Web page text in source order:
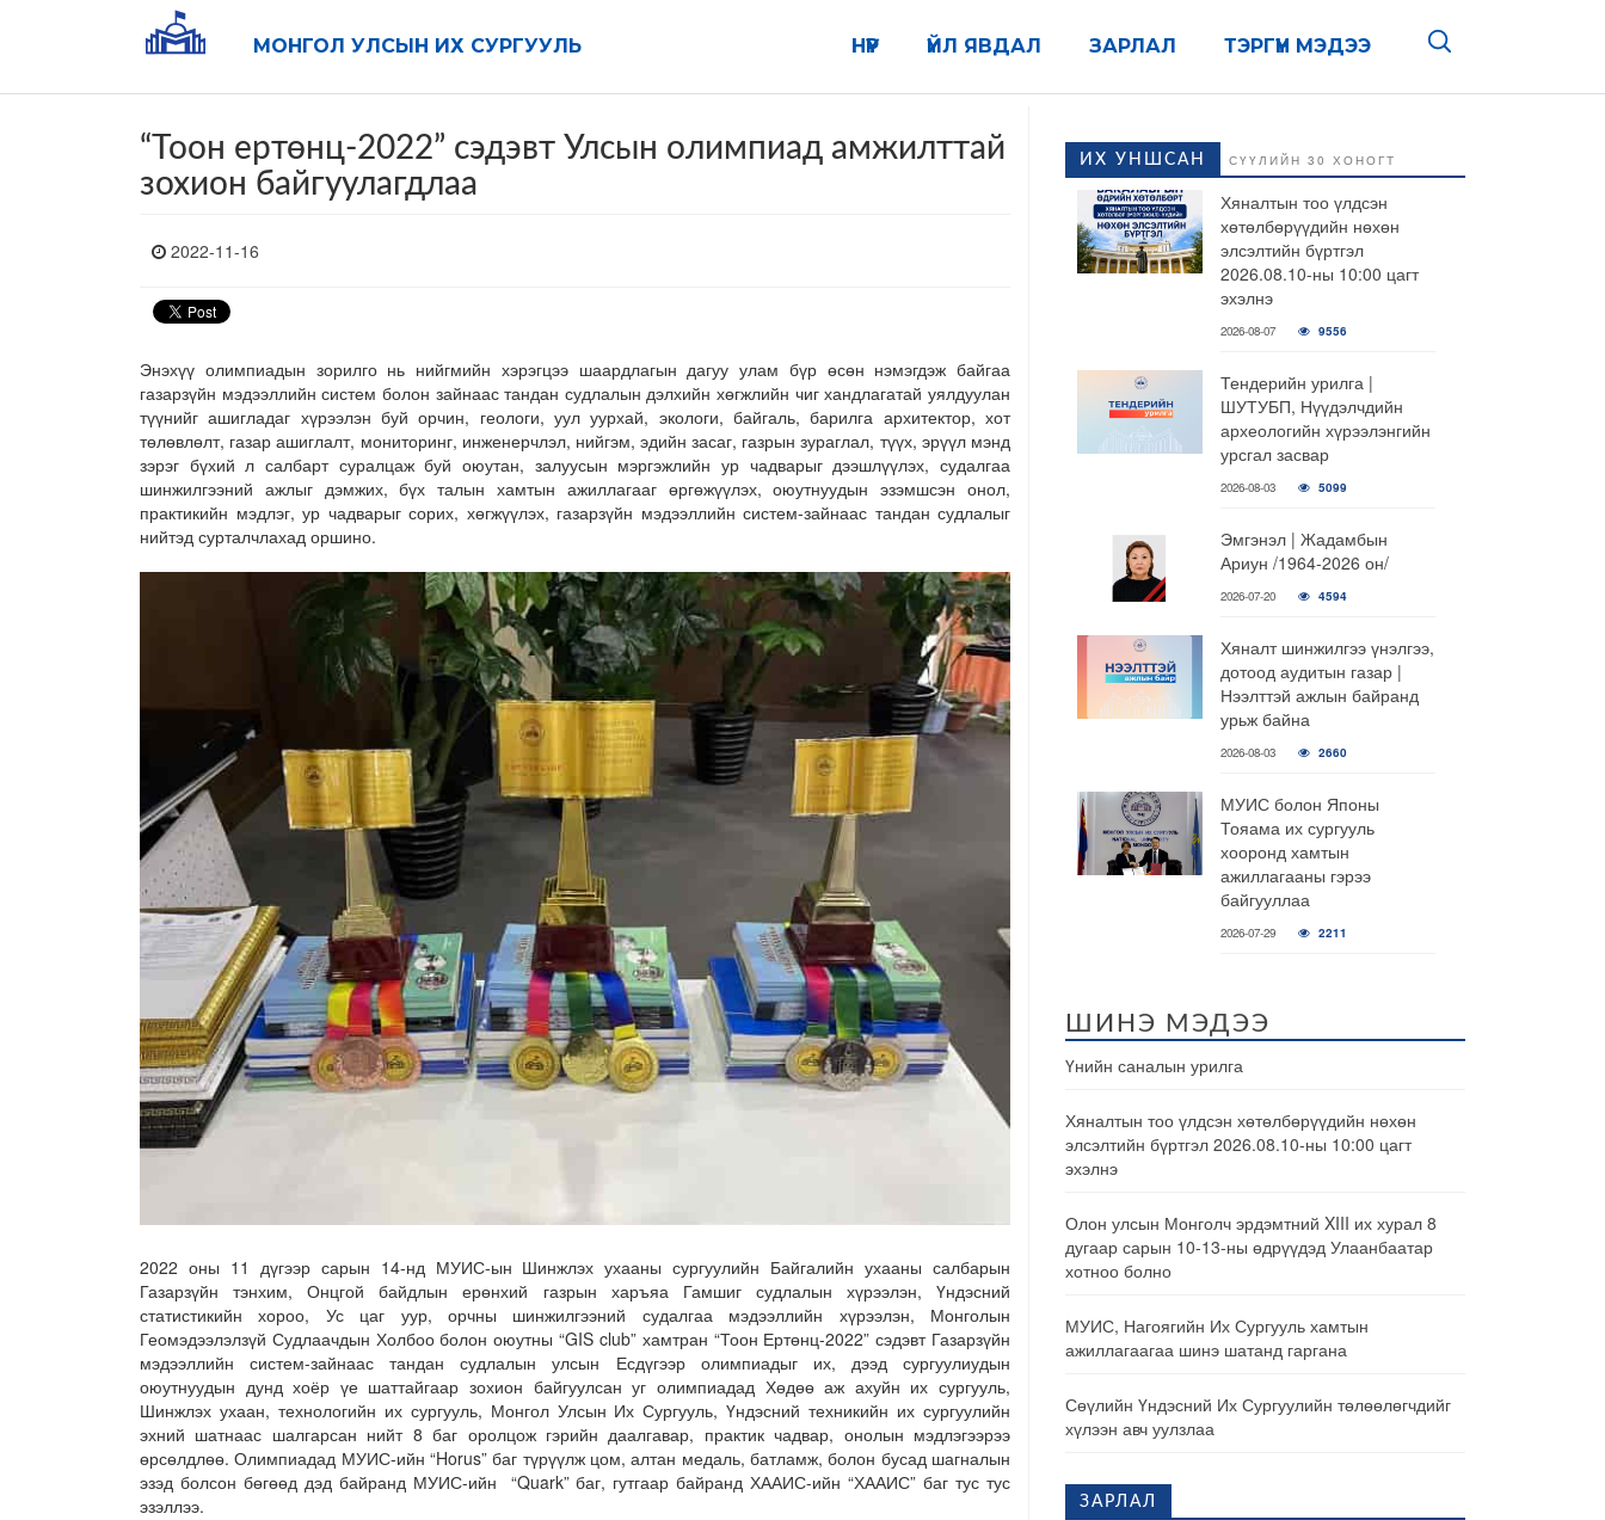
МОНГОЛ УЛСЫН ИХ СУРГУУЛЬ ТЭРГҮҮН МЭДЭЭ
ЗАРЛАЛ
ҮЙЛ ЯВДАЛ
НҮҮР
“Тоон ертөнц-2022” сэдэвт Улсын олимпиад амжилттай
зохион байгуулагдлаа
2022-11-16
Энэхүү олимпиадын зорилго нь нийгмийн хэрэгцээ шаардлагын дагуу улам бүр өсөн нэмэгдэж байгаа
газарзүйн мэдээллийн систем болон зайнаас тандан судлалын дэлхийн хөгжлийн чиг хандлагатай уялдуулан
түүнийг ашигладаг хүрээлэн буй орчин, геологи, уул уурхай, экологи, байгаль, барилга архитектор, хот
төлөвлөлт, газар ашиглалт, мониторинг, инженерчлэл, нийгэм, эдийн засаг, газрын зураглал, түүх, эрүүл мэнд
зэрэг бүхий л салбарт суралцаж буй оюутан, залуусын мэргэжлийн ур чадварыг дээшлүүлэх, судалгаа
шинжилгээний ажлыг дэмжих, бүх талын хамтын ажиллагааг өргөжүүлэх, оюутнуудын эзэмшсэн онол,
практикийн мэдлэг, ур чадварыг сорих, хөгжүүлэх, газарзүйн мэдээллийн систем-зайнаас тандан судлалыг
нийтэд сурталчлахад оршино.
2022 оны 11 дүгээр сарын 14-нд МУИС-ын Шинжлэх ухааны сургуулийн Байгалийн ухааны салбарын
Газарзүйн тэнхим, Онцгой байдлын ерөнхий газрын харъяа Гамшиг судлалын хүрээлэн, Үндэсний
статистикийн хороо, Ус цаг уур, орчны шинжилгээний судалгаа мэдээллийн хүрээлэн, Монголын
Геомэдээлэлзүй Судлаачдын Холбоо болон оюутны “GIS club” хамтран “Тоон Ертөнц-2022” сэдэвт Газарзүйн
мэдээллийн систем-зайнаас тандан судлалын улсын Есдүгээр олимпиадыг их, дээд сургуулиудын
оюутнуудын дунд хоёр үе шаттайгаар зохион байгуулсан уг олимпиадад Хөдөө аж ахуйн их сургууль,
Шинжлэх ухаан, технологийн их сургууль, Монгол Улсын Их Сургууль, Үндэсний техникийн их сургуулийн
эхний шатнаас шалгарсан нийт 8 баг оролцож гэрийн даалгавар, практик чадвар, онолын мэдлэгээрээ
өрсөлдлөө. Олимпиадад МУИС-ийн “Horus” баг түрүүлж цом, алтан медаль, батламж, болон бусад шагналын
эзэд болсон бөгөөд дэд байранд МУИС-ийн “Quark” баг, гутгаар байранд ХААИС-ийн “ХААИС” баг тус тус
эзэллээ.
ИХ УНШСАН СҮҮЛИЙН 30 ХОНОГТ
Хяналтын тоо үлдсэн
хөтөлбөрүүдийн нөхөн
элсэлтийн бүртгэл
2026.08.10-ны 10:00 цагт
эхэлнэ
2026-08-07 9556
Тендерийн урилга |
ШУТУБП, Нүүдэлчдийн
археологийн хүрээлэнгийн
урсгал засвар
2026-08-03 5099
Эмгэнэл | Жадамбын
Ариун /1964-2026 он/
2026-07-20 4594
Хяналт шинжилгээ үнэлгээ,
дотоод аудитын газар |
Нээлттэй ажлын байранд
урьж байна
2026-08-03 2660
МУИС болон Японы
Тояама их сургууль
хооронд хамтын
ажиллагааны гэрээ
байгууллаа
2026-07-29 2211
ШИНЭ МЭДЭЭ
Үнийн саналын урилга
Хяналтын тоо үлдсэн хөтөлбөрүүдийн нөхөн
элсэлтийн бүртгэл 2026.08.10-ны 10:00 цагт
эхэлнэ
Олон улсын Монголч эрдэмтний XIII их хурал 8
дугаар сарын 10-13-ны өдрүүдэд Улаанбаатар
хотноо болно
МУИС, Нагоягийн Их Сургууль хамтын
ажиллагаагаа шинэ шатанд гаргана
Сөүлийн Үндэсний Их Сургуулийн төлөөлөгчдийг
хүлээн авч уулзлаа
ЗАРЛАЛ